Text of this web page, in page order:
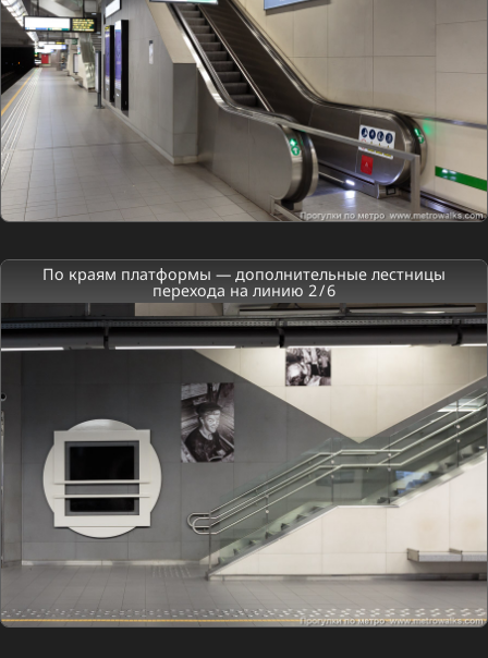
По краям платформы — дополнительные лестницы
перехода на линию 2 / 6